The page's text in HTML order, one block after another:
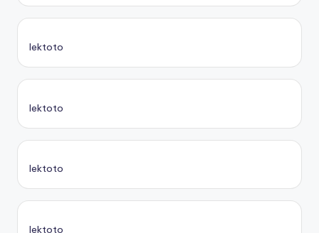
lektoto
lektoto
lektoto
lektoto